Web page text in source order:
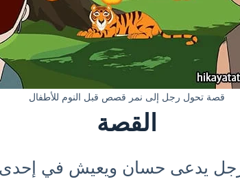
قصة تحول رجل إلى نمر قصص قبل النوم للأطفال
القصة
يدعى حسان ويعيش في إحدى